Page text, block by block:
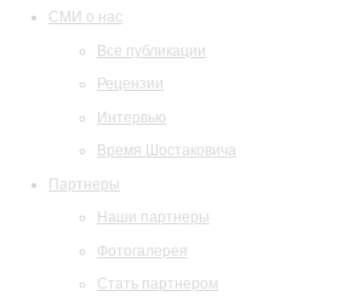
СМИ о нас
Все публикации
Рецензии
Интервью
Время Шостаковича
Партнеры
Наши партнеры
Фотогалерея
Стать партнером